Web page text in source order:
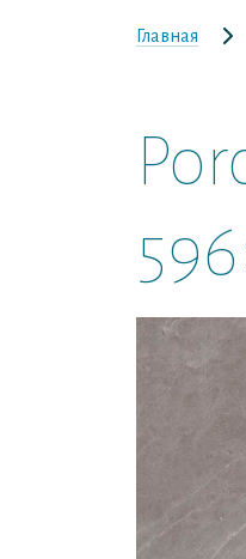
Главная